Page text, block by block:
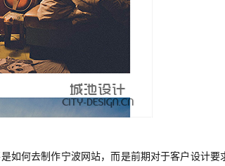
如何去制作宁波网站，而是前期对于客户设计